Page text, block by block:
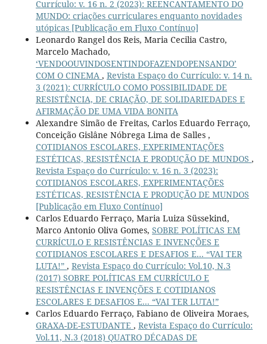
Currículo: v. 16 n. 2 (2023): REENCANTAMENTO DO
MUNDO: criações curriculares enquanto novidades
utópicas [Publicação em Fluxo Contínuo]
Leonardo Rangel dos Reis, Maria Cecilia Castro,
Marcelo Machado,
‘VENDOOUVINDOSENTINDOFAZENDOPENSANDO’
COM O CINEMA , Revista Espaço do Currículo: v. 14 n.
3 (2021): CURRÍCULO COMO POSSIBILIDADE DE
RESISTÊNCIA, DE CRIAÇÃO, DE SOLIDARIEDADES E
AFIRMAÇÃO DE UMA VIDA BONITA
Alexandre Simão de Freitas, Carlos Eduardo Ferraço,
Conceição Gislâne Nóbrega Lima de Salles ,
COTIDIANOS ESCOLARES, EXPERIMENTAÇÕES
ESTÉTICAS, RESISTÊNCIA E PRODUÇÃO DE MUNDOS ,
Revista Espaço do Currículo: v. 16 n. 3 (2023):
COTIDIANOS ESCOLARES, EXPERIMENTAÇÕES
ESTÉTICAS, RESISTÊNCIA E PRODUÇÃO DE MUNDOS
[Publicação em Fluxo Contínuo]
Carlos Eduardo Ferraço, Maria Luiza Süssekind,
Marco Antonio Oliva Gomes, SOBRE POLÍTICAS EM
CURRÍCULO E RESISTÊNCIAS E INVENÇÕES E
COTIDIANOS ESCOLARES E DESAFIOS E... “VAI TER
LUTA!” , Revista Espaço do Currículo: Vol.10, N.3
(2017) SOBRE POLÍTICAS EM CURRÍCULO E
RESISTÊNCIAS E INVENÇÕES E COTIDIANOS
ESCOLARES E DESAFIOS E... “VAI TER LUTA!”
Carlos Eduardo Ferraço, Fabiano de Oliveira Moraes,
GRAXA-DE-ESTUDANTE , Revista Espaço do Currículo:
Vol.11, N.3 (2018) QUATRO DÉCADAS DE